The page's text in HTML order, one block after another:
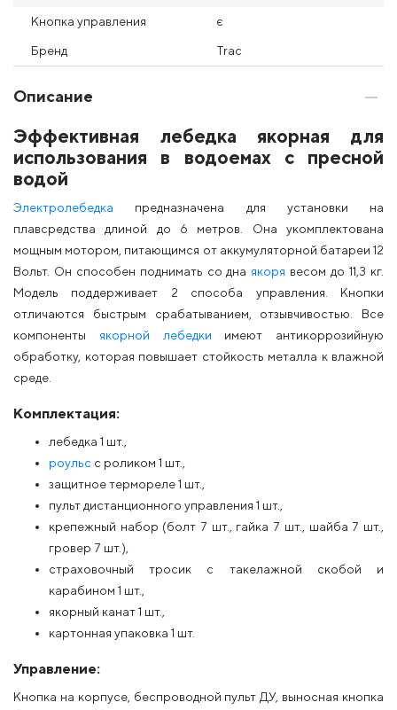
Кнопка управления є
Бренд Trac
Описание
Эффективная лебедка якорная для
использования в водоемах с пресной
водой
Электролебедка предназначена для установки на
плавсредства длиной до 6 метров. Она укомплектована
мощным мотором, питающимся от аккумуляторной батареи 12
Вольт. Он способен поднимать со дна якоря весом до 11,3 кг.
Модель поддерживает 2 способа управления. Кнопки
отличаются быстрым срабатыванием, отзывчивостью. Все
компоненты якорной лебедки имеют антикоррозийную
обработку, которая повышает стойкость металла к влажной
среде.
Комплектация:
лебедка 1 шт.,
роульс с роликом 1 шт.,
защитное термореле 1 шт.,
пульт дистанционного управления 1 шт.,
крепежный набор (болт 7 шт., гайка 7 шт., шайба 7 шт.,
гровер 7 шт.),
страховочный тросик с такелажной скобой и
карабином 1 шт.,
якорный канат 1 шт.,
картонная упаковка 1 шт.
Управление:
Кнопка на корпусе, беспроводной пульт ДУ, выносная кнопка